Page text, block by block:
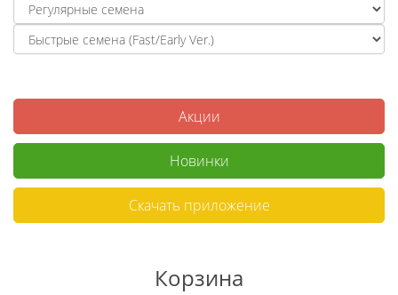
Акции
Новинки
Скачать приложение
Корзина